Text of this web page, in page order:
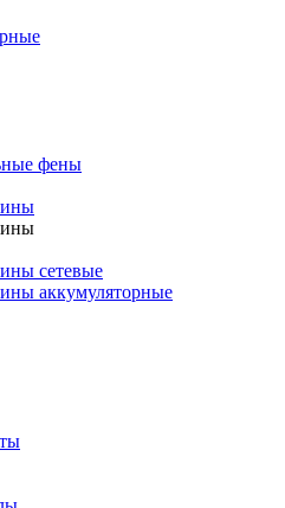
фены
сетевые
аккумуляторные